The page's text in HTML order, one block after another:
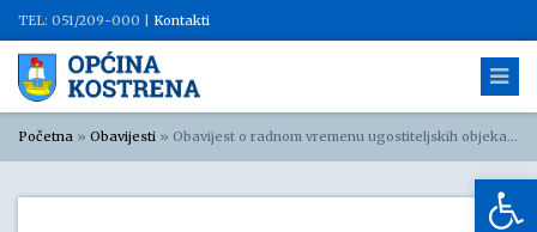
TEL: 051/209-000 | Kontakti
Početna » Obavijesti » Obavijest o radnom vremenu ugostiteljskih objekata u razdoblju od 11. lipnja do 19. srpnja 2026. godine